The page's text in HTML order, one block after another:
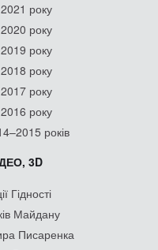
року
року
року
року
року
року
років
3D
Гідності
Майдану
Писаренка